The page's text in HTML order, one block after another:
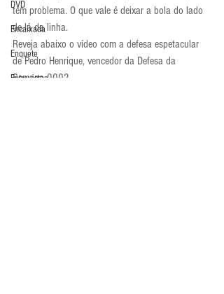
DVD
Encaixada
Enquete
Entrevistas
tem problema. O que vale é deixar a bola do lado
de lá da linha.
Reveja abaixo o vídeo com a defesa espetacular
de Pedro Henrique, vencedor da Defesa da
Semana 0002.